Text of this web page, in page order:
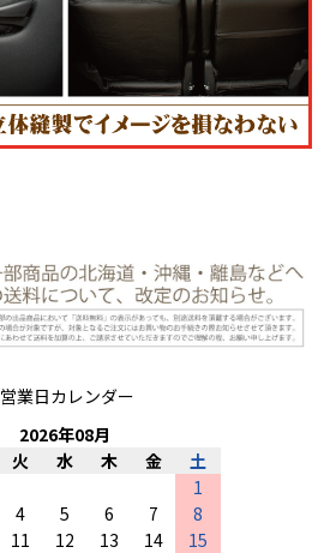
営業日カレンダー
2026年08月
火 水 木 金
土
1
4 5 6 7
8
11 12 13 14
15